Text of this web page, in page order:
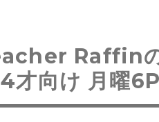
Raffinの
才向け 月曜